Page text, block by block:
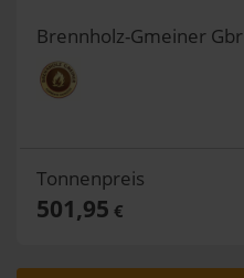
Brennholz-Gmeiner Gbr
Tonnenpreis
501,95 €